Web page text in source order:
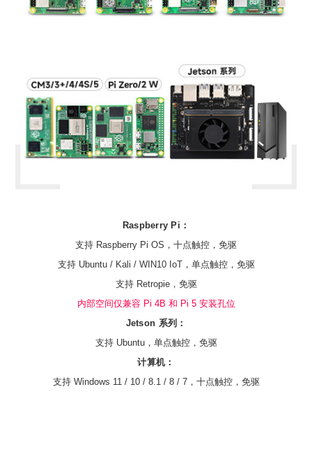
Raspberry Pi：
支持 Raspberry Pi OS，十点触控，免驱
支持 Ubuntu / Kali / WIN10 IoT，单点触控，免驱
支持 Retropie，免驱
内部空间仅兼容 Pi 4B 和 Pi 5 安装孔位
Jetson 系列：
支持 Ubuntu，单点触控，免驱
计算机：
支持 Windows 11 / 10 / 8.1 / 8 / 7，十点触控，免驱